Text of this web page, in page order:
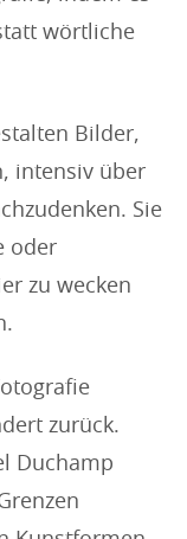
wörtliche
Bilder,
intensiv über
Sie
oder
zu wecken
zurück.
Duchamp